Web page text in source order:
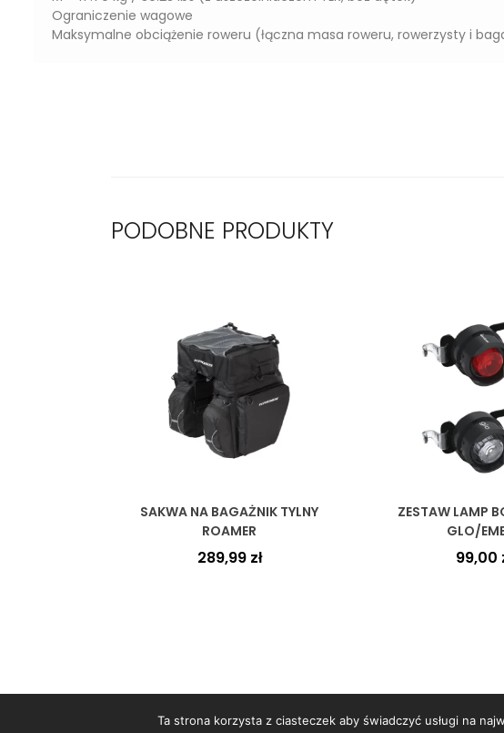
Ograniczenie wagowe
Maksymalne obciążenie roweru (łączna masa roweru, rowerzysty i
PODOBNE PRODUKTY
SAKWA NA BAGAŻNIK TYLNY
ROAMER
289,99 zł
ZESTAW LAMP
GLO/
99,00
Copyright ©
Ta strona korzysta z ciasteczek aby świadczyć usługi na